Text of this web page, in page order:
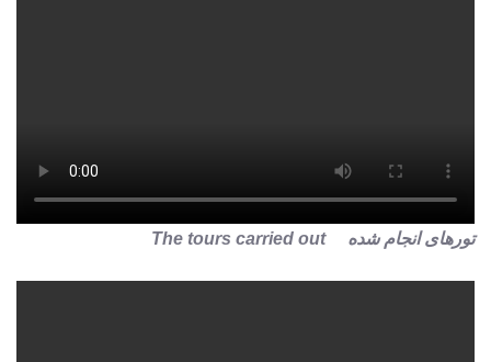
تورهای انجام شده The tours carried out